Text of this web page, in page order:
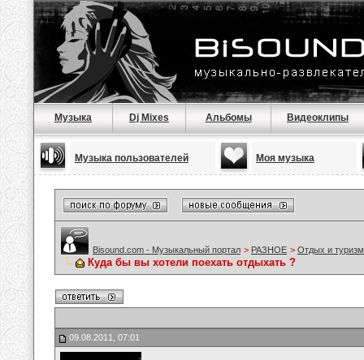
Музыка Dj Mixes Альбомы Видеоклипы
Музыка пользователей Моя музыка
Bisound.com - Музыкальный портал > РАЗНОЕ > Отдых и туризм
Куда бы вы хотели поехать отдыхать ?
09.08.2011, 07:01